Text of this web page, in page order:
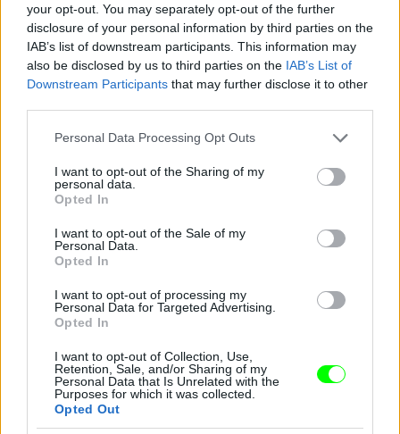
your opt-out. You may separately opt-out of the further
disclosure of your personal information by third parties on the
IAB’s list of downstream participants. This information may
also be disclosed by us to third parties on the IAB’s List of
Downstream Participants that may further disclose it to other
Please note that this website/app uses one or more Google
not limited to your visit or usage behaviour. You may click to
grant or deny consent to Google and its third-party tags to
use your data for below specified purposes in below Google
consent section.
Personal Data Processing Opt Outs
I want to opt-out of the Sharing of my
personal data.
Opted In
I want to opt-out of the Sale of my
Personal Data.
Opted In
I want to opt-out of processing my
Personal Data for Targeted Advertising.
Opted In
I want to opt-out of Collection, Use,
Retention, Sale, and/or Sharing of my
Personal Data that Is Unrelated with the
Purposes for which it was collected.
Opted Out
Mégis Cavalli